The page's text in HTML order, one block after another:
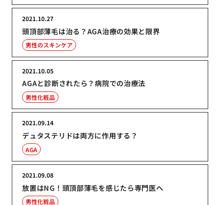
頭頂部薄毛は治る？AGA治療の効果と限界
2021.10.27
男性のスキンケア
AGAと診断されたら？病院での治療法
2021.10.05
男性化粧品
デュタステリドは両方に作用する？
2021.09.14
AGA
放置はNG！頭頂部薄毛を感じたら専門医へ
2021.09.08
男性化粧品